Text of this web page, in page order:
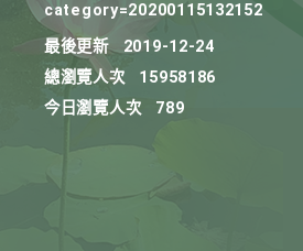
category=20200115132152
最後更新
2019-12-24
總瀏覽人次
15958186
今日瀏覽人次
789